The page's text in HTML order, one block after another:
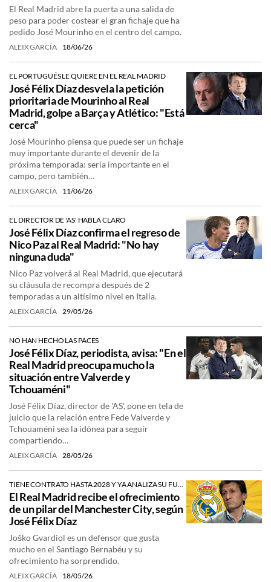
El Real Madrid abre la puerta a una salida de
peso para poder costear el gran fichaje que ha
pedido José Mourinho en el centro del campo.
ALEIX GARCÍA 18/06/26
EL PORTUGUÉS LE QUIERE EN EL REAL MADRID
José Félix Díaz desvela la petición
prioritaria de Mourinho al Real
Madrid, golpe a Barça y Atlético: "Está
cerca"
José Mourinho piensa que puede ser un fichaje
muy importante durante el devenir de la
próxima temporada: sería importante en el
campo, pero también…
ALEIX GARCÍA 11/06/26
EL DIRECTOR DE 'AS' HABLA CLARO
José Félix Díaz confirma el regreso de
Nico Paz al Real Madrid: "No hay
ninguna duda"
Nico Paz volverá al Real Madrid, que ejecutará
su cláusula de recompra después de 2
temporadas a un altísimo nivel en Italia.
ALEIX GARCÍA 29/05/26
NO HAN HECHO LAS PACES
José Félix Díaz, periodista, avisa: "En el
Real Madrid preocupa mucho la
situación entre Valverde y
Tchouaméni"
José Félix Díaz, director de 'AS', pone en tela de
juicio que la relación entre Fede Valverde y
Tchouaméni sea la idónea para seguir
compartiendo…
ALEIX GARCÍA 28/05/26
TIENE CONTRATO HASTA 2028 Y YA ANALIZA SU FUTURO
El Real Madrid recibe el ofrecimiento
de un pilar del Manchester City, según
José Félix Díaz
Joško Gvardiol es un defensor que gusta
mucho en el Santiago Bernabéu y su
ofrecimiento ha sorprendido.
ALEIX GARCÍA 18/05/26